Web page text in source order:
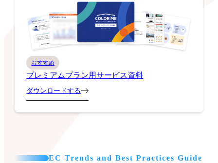
おすすめ
プレミアムプラン用サービス資料
ダウンロードする
EC Trends and Best Practices Guide